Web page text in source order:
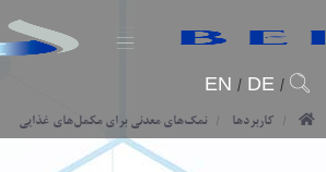
EN / DE /
کاربردها نمک‌های معدنی برای مکمل‌های غذایی